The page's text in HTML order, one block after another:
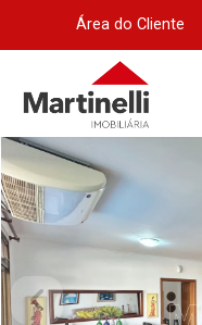
Área do Cliente